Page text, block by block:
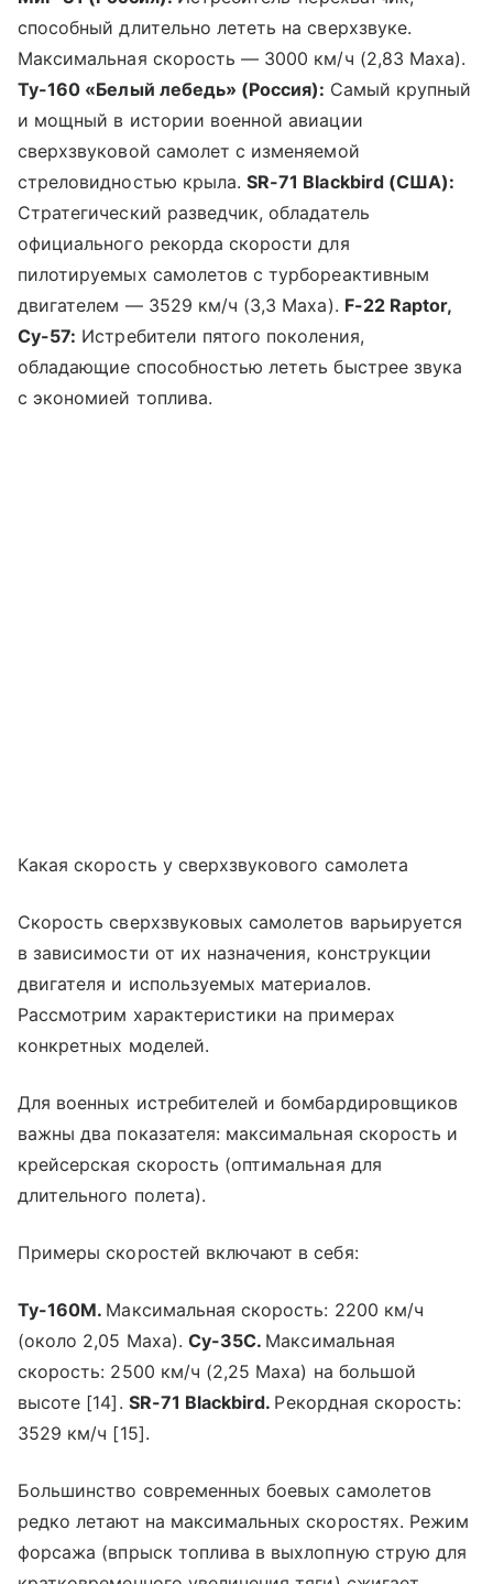
способный длительно лететь на сверхзвуке.
Максимальная скорость — 3000 км/ч (2,83 Маха).
Ту-160 «Белый лебедь» (Россия): Самый крупный
и мощный в истории военной авиации
сверхзвуковой самолет с изменяемой
стреловидностью крыла.SR-71 Blackbird (США):
Стратегический разведчик, обладатель
официального рекорда скорости для
пилотируемых самолетов с турбореактивным
двигателем — 3529 км/ч (3,3 Маха). F-22 Raptor,
Су-57: Истребители пятого поколения,
обладающие способностью лететь быстрее звука
с экономией топлива.
Какая скорость у сверхзвукового самолета
Скорость сверхзвуковых самолетов варьируется
в зависимости от их назначения, конструкции
двигателя и используемых материалов.
Рассмотрим характеристики на примерах
конкретных моделей.
Для военных истребителей и бомбардировщиков
важны два показателя: максимальная скорость и
крейсерская скорость (оптимальная для
длительного полета).
Примеры скоростей включают в себя:
Ту-160М. Максимальная скорость: 2200 км/ч
(около 2,05 Маха). Су-35С. Максимальная
скорость: 2500 км/ч (2,25 Маха) на большой
высоте [14]. SR-71 Blackbird. Рекордная скорость:
3529 км/ч [15].
Большинство современных боевых самолетов
редко летают на максимальных скоростях. Режим
форсажа (впрыск топлива в выхлопную струю для